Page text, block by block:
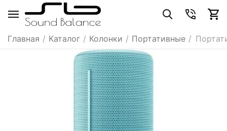
Главная / Каталог / Колонки / Портативные /